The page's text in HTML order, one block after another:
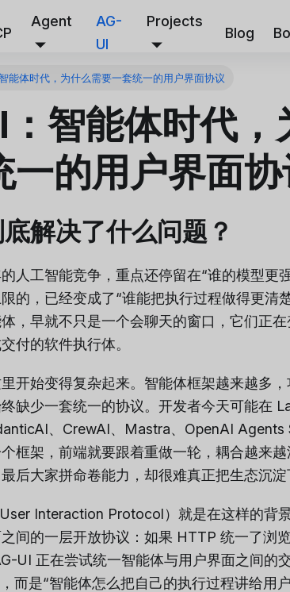
Agent
AG-
UI
Projects
Blog
能体时代，为什么需要一套统一的用户界面协议
智能体时代，
一的用户界面协
解决了什么问题？
人工智能竞争，重点还停留在“谁的模型更
的，已经变成了“谁能把执行过程做得更清
，早就不只是一个会聊天的窗口，它们正在
付的软件执行体。
开始变得复杂起来。智能体框架越来越多
缺少一套统一的协议。开发者今天可能在
、CrewAI、Mastra、OpenAI Agents
框架，前端就要跟着重做一轮，耦合越来
后大家拼命卷能力，却很难真正把生态沉淀
Interaction Protocol）就是在这样的背
间的一层开放协议：如果 HTTP 统一了浏
UI 正在尝试统一智能体与用户界面之间的
而是“智能体怎么把自己的执行过程讲给用户